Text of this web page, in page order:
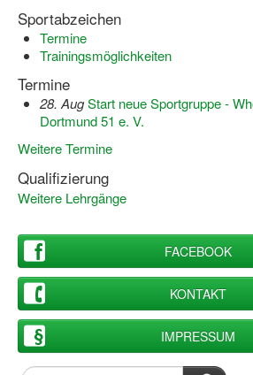
Bewegt ÄLTER werden in NRW!
Bewegt GESUND bleiben in NRW!
Aktionen zu "Bewegt Älter
Bewegungsmodel
Gymnastik und Entspannung für
Koronarsport
Seniorensport
Wassergymnastik / Aqua-Step
Reha-Sportangebote in NRW
Sportabzeichen
Termine
Trainingsmöglichkeiten
Termine
28. AugStart neue Sportgruppe -
Dortmund 51 e. V.
Weitere Termine
Qualifizierung
Weitere Lehrgänge
FACEBOOK
KONTAKT
IMPRESSUM